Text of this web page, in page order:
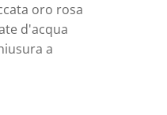
oro rosa
d'acqua
a